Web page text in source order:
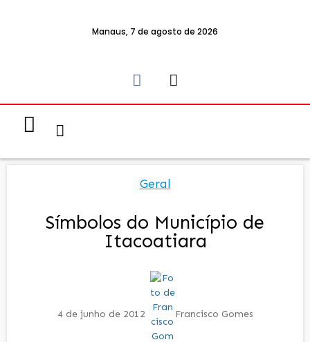
Manaus, 7 de agosto de 2026
Geral
Símbolos do Município de
Itacoatiara
4 de junho de 2012 Francisco Gomes